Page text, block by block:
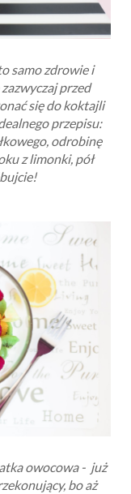
samo zdrowie i
przed
się do koktajli
przepisu:
odrobinę
z limonki, pół
owocowa - już
bo aż